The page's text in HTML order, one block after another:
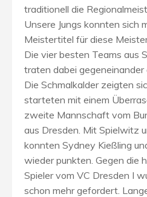
traditionell die
Unsere Jungs konnten sich
Meistertitel für diese
Die vier besten Teams aus
traten dabei gegeneinander
Die Schmalkalder zeigten
starteten mit einem
zweite Mannschaft vom
aus Dresden. Mit Spielwitz
konnten Sydney Kießling
wieder punkten. Gegen die
Spieler vom VC Dresden I
schon mehr gefordert.